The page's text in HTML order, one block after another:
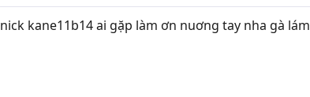
nick kane11b14 ai gặp làm ơn nuơng tay nha gà lám